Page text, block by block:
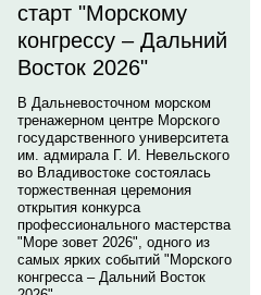
старт "Морскому
конгрессу – Дальний
Восток 2026"
В Дальневосточном морском
тренажерном центре Морского
государственного университета
им. адмирала Г. И. Невельского
во Владивостоке состоялась
торжественная церемония
открытия конкурса
профессионального мастерства
"Море зовет 2026", одного из
самых ярких событий "Морского
конгресса – Дальний Восток